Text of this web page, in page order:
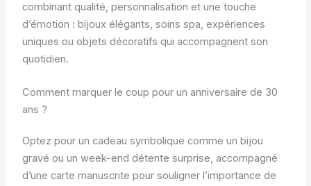
combinant qualité, personnalisation et une touche
d’émotion : bijoux élégants, soins spa, expériences
uniques ou objets décoratifs qui accompagnent son
quotidien.
Comment marquer le coup pour un anniversaire de 30
ans ?
Optez pour un cadeau symbolique comme un bijou
gravé ou un week-end détente surprise, accompagné
d’une carte manuscrite pour souligner l’importance de